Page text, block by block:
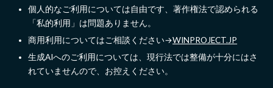
個人的なご利用については自由です、著作権法で認められる
「私的利用」は問題ありません。
商用利用についてはご相談ください→WINPROJECT.JP
生成AIへのご利用については、現行法では整備が十分にはさ
れていませんので、お控えください。